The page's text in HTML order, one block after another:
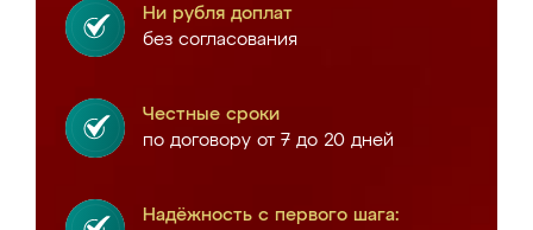
Ни рубля доплат
без согласования
Честные сроки
по договору от 7 до 20 дней
Надёжность с первого шага: